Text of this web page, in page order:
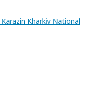
Kharkiv National